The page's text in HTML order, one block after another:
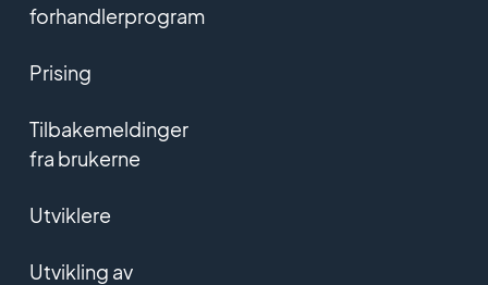
forhandlerprogram
Prising
Tilbakemeldinger
fra brukerne
Utviklere
Utvikling av